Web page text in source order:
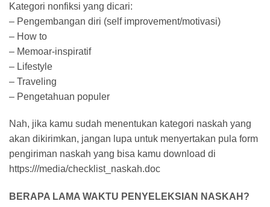
Kategori nonfiksi yang dicari:
– Pengembangan diri (self improvement/motivasi)
– How to
– Memoar-inspiratif
– Lifestyle
– Traveling
– Pengetahuan populer
Nah, jika kamu sudah menentukan kategori naskah yang
akan dikirimkan, jangan lupa untuk menyertakan pula form
pengiriman naskah yang bisa kamu download di
https:///media/checklist_naskah.doc
BERAPA LAMA WAKTU PENYELEKSIAN NASKAH?